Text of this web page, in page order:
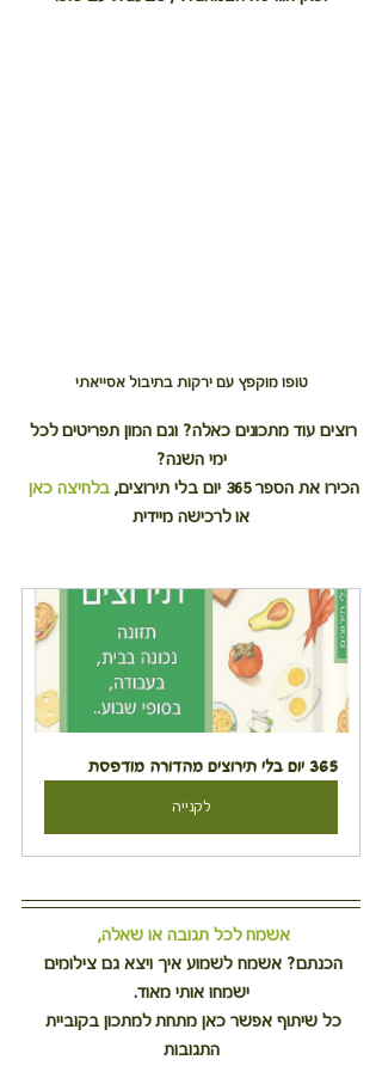
טופו מוקפץ עם ירקות בתיבול אסייאתי
רוצים עוד מתכונים כאלה? וגם המון תפריטים לכל
ימי השנה?
הכירו את הספר 365 יום בלי תירוצים,
בלחיצה כאן
או לרכישה מיידית
365 יום בלי תירוצים מהדורה מודפסת
לקנייה
אשמח לכל תגובה או שאלה,
הכנתם? אשמח לשמוע איך ויצא גם צילומים
ישמחו אותי מאוד.
כל שיתוף אפשר כאן מתחת למתכון בקוביית
התגובות